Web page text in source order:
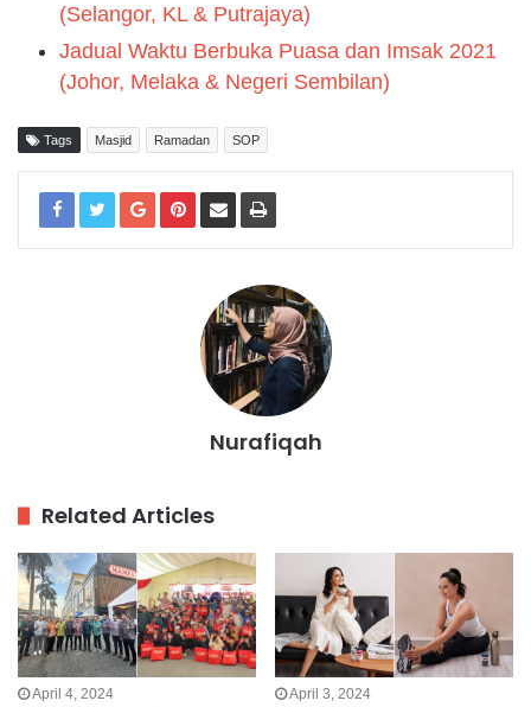
(Selangor, KL & Putrajaya)
Jadual Waktu Berbuka Puasa dan Imsak 2021
(Johor, Melaka & Negeri Sembilan)
Tags Masjid Ramadan SOP
Nurafiqah
Related Articles
April 4, 2024 April 3, 2024